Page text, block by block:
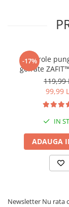
-17%
Set 8 role
gofrate
cm, pentru
alimente,
rezistente,
lavabile in
spalat,
119,99
99,99
IN
ADAUGA
Newsletter Nu rata